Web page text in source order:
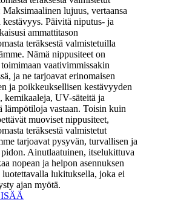
Maksimaalinen lujuus, vertaansa
Päivitä niputus- ja
ammattitason
teräksestä valmistetuilla
Nämä nippusiteet on
vaativimmissakin
ja ne tarjoavat erinomaisen
ja poikkeuksellisen kestävyyden
kemikaaleja, UV-säteitä ja
lämpötiloja vastaan. Toisin kuin
muoviset nippusiteet,
teräksestä valmistetut
tarjoavat pysyvän, turvallisen ja
Ainutlaatuinen, itselukittuva
nopean ja helpon asennuksen
luotettavalla lukituksella, joka ei
ajan myötä.